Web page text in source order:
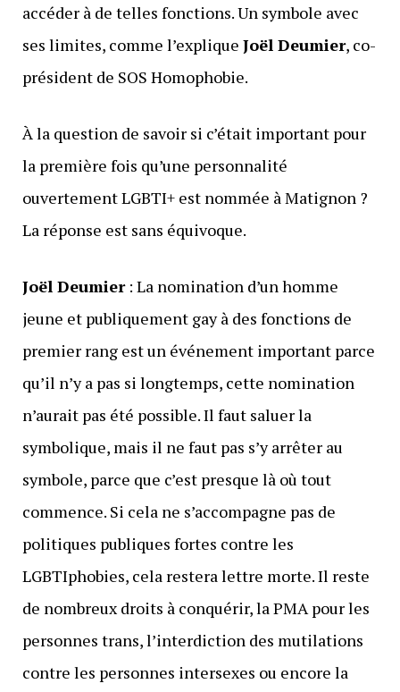
accéder à de telles fonctions. Un symbole avec
ses limites, comme l’explique Joël Deumier, co-
président de SOS Homophobie.
À la question de savoir si c’était important pour
la première fois qu’une personnalité
ouvertement LGBTI+ est nommée à Matignon ?
La réponse est sans équivoque.
Joël Deumier: La nomination d’un homme
jeune et publiquement gay à des fonctions de
premier rang est un événement important parce
qu’il n’y a pas si longtemps, cette nomination
n’aurait pas été possible. Il faut saluer la
symbolique, mais il ne faut pas s’y arrêter au
symbole, parce que c’est presque là où tout
commence. Si cela ne s’accompagne pas de
politiques publiques fortes contre les
LGBTIphobies, cela restera lettre morte. Il reste
de nombreux droits à conquérir, la PMA pour les
personnes trans, l’interdiction des mutilations
contre les personnes intersexes ou encore la